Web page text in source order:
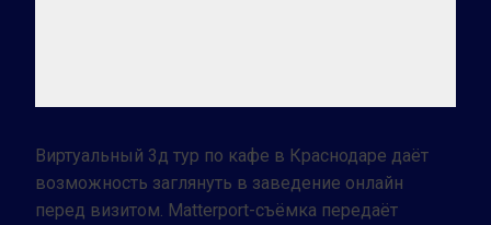
Виртуальный 3д тур по кафе в Краснодаре даёт
возможность заглянуть в заведение онлайн
перед визитом. Matterport-съёмка передаёт